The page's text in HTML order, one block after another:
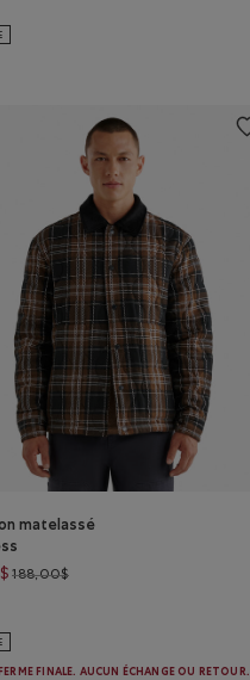
matelassé
188,00$Prix réduit de 188,00$ à
matelassé Cypress : NOIR
FINALE. AUCUN ÉCHANGE OU RETOUR.